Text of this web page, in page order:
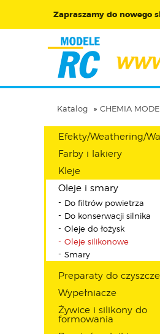
Zapraszamy do nowego
Katalog CHEMIA
Efekty/Weathering/
Farby i lakiery
Kleje
Oleje i smary
Do filtrów powietrza
Do konserwacji silnika
Oleje do łożysk
Oleje silikonowe
Smary
Preparaty do
Wypełniacze
Żywice i silikony do
formowania